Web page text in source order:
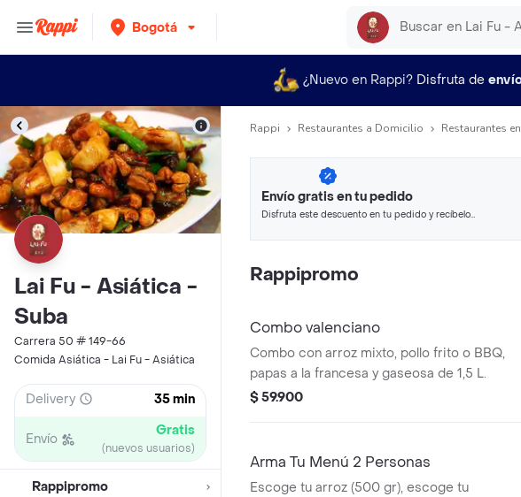
Bogotá
¿Nuevo en Rappi? Disfruta de
Lai Fu - Asiática -
Suba
Carrera 50 # 149-66
Comida Asiática - Lai Fu - Asiática
Delivery 35 min
Envío Gratis
(nuevos usuarios)
Rappipromo
Rappi Restaurantes a Domicilio Restaurantes
Envío gratis en tu pedido
Disfruta este descuento en tu pedido y recíbelo
Rappipromo
Combo valenciano
Combo con arroz mixto, pollo frito o BBQ,
papas a la francesa y gaseosa de 1,5 L.
$ 59.900
Arma Tu Menú 2 Personas
Escoge tu arroz (500 gr), escoge tu